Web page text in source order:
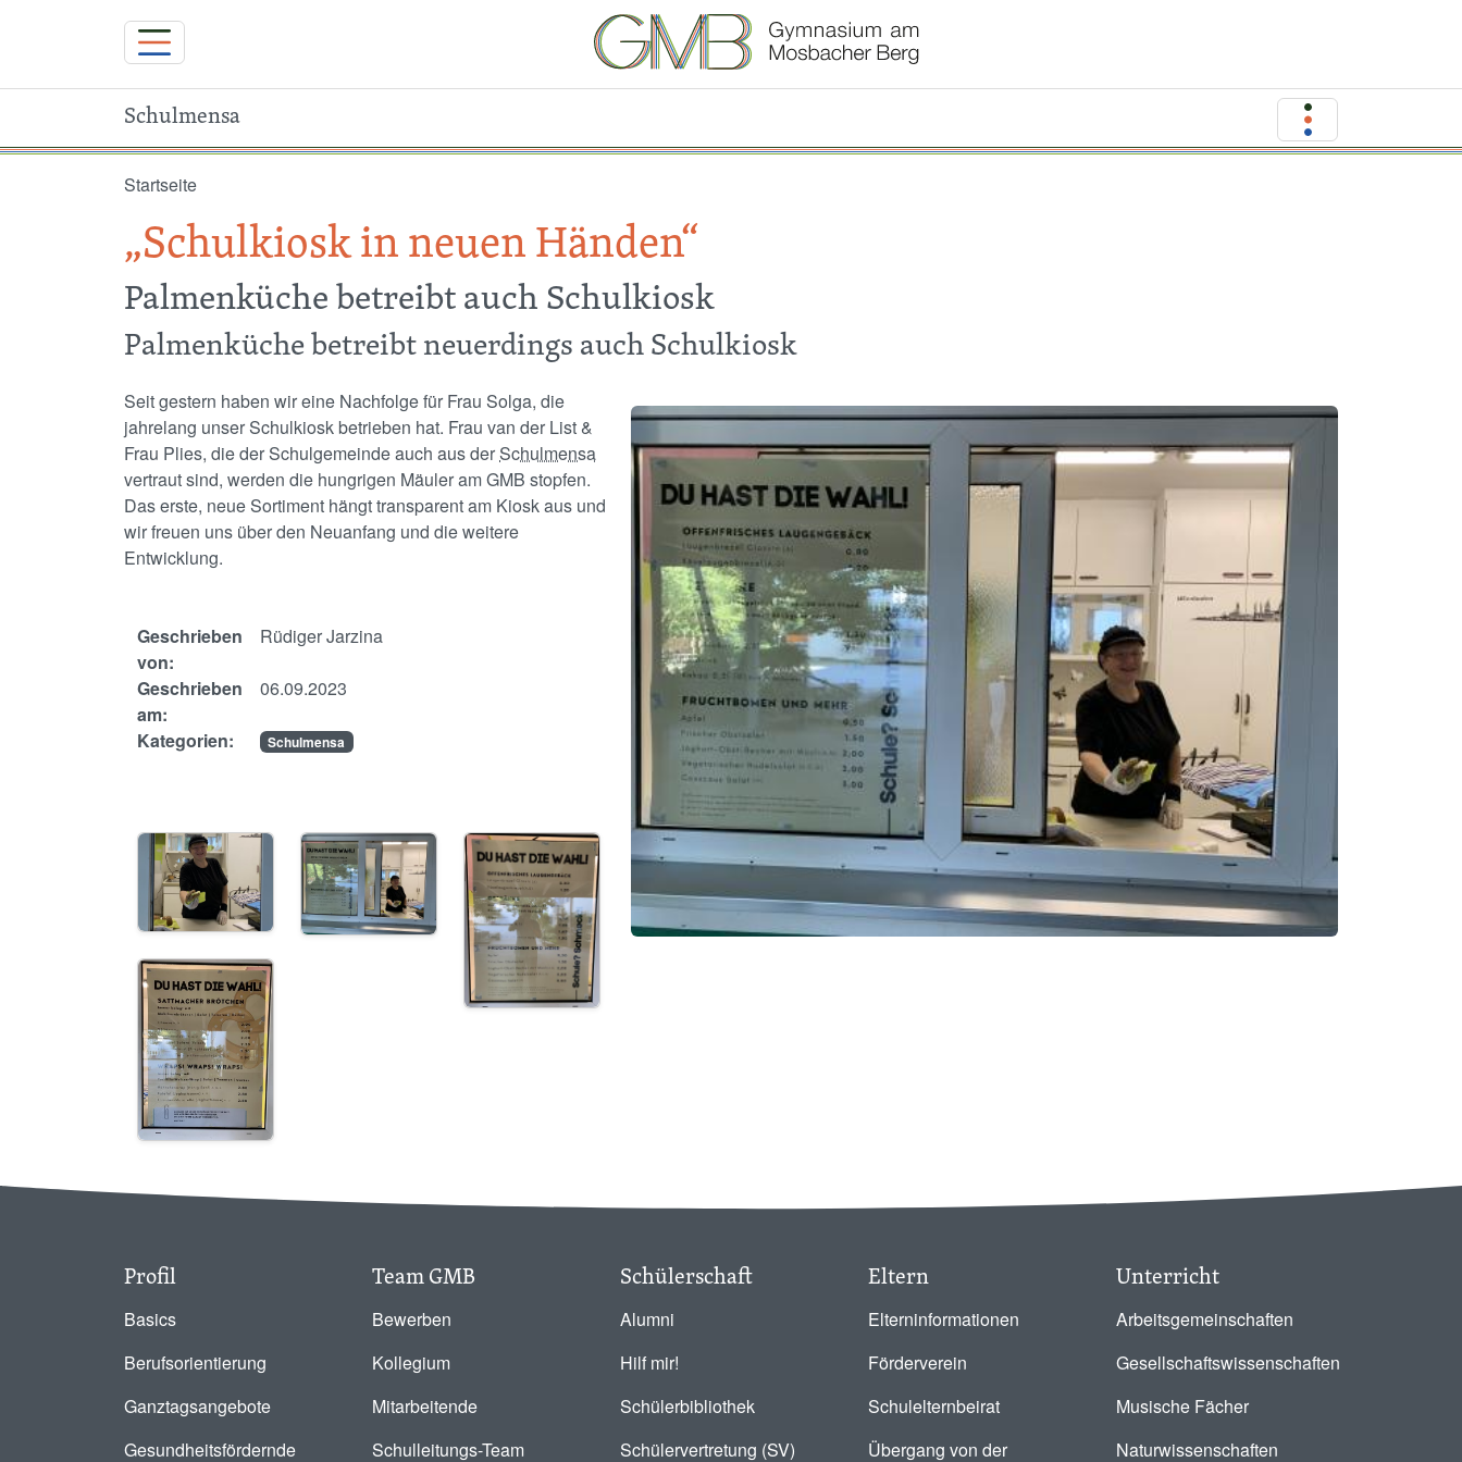
Schulmensa
Startseite
„Schulkiosk in neuen Händen“
Palmenküche betreibt auch Schulkiosk
Palmenküche betreibt neuerdings auch Schulkiosk
Image
Seit gestern haben wir eine Nachfolge für Frau Solga, die
jahrelang unser Schulkiosk betrieben hat. Frau van der List &
Frau Plies, die der Schulgemeinde auch aus derSchulmensa
vertraut sind, werden die hungrigen Mäuler am GMB stopfen.
Das erste, neue Sortiment hängt transparent am Kiosk aus und
wir freuen uns über den Neuanfang und die weitere
Entwicklung.
Geschrieben
von:
Rüdiger Jarzina
Geschrieben
am:
06.09.2023
Kategorien: Schulmensa
Image Image Image
Image
Profil
Basics
Berufsorientierung
Ganztagsangebote
Gesundheitsfördernde
Team GMB
Bewerben
Kollegium
Mitarbeitende
Schulleitungs-Team
Schülerschaft
Alumni
Hilf mir!
Schülerbibliothek
Schülervertretung (SV)
Eltern
Elterninformationen
Förderverein
Schulelternbeirat
Übergang von der
Unterricht
Arbeitsgemeinschaften
Gesellschaftswissenschaften
Musische Fächer
Naturwissenschaften